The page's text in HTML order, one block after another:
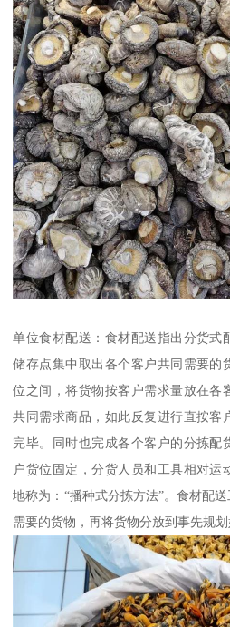
单位食材配送：食材配送指出分货式
储存点集中取出各个客户共同需要的
位之间，将货物按客户需求量放在各
共同需求商品，如此反复进行直按客
完毕。同时也完成各个客户的分拣配
户货位固定，分货人员和工具相对运
地称为：“播种式分拣方法”。食材配
需要的货物，再将货物分放到事先规划